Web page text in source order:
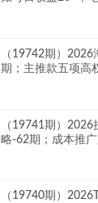
（19742期）
期；主推款五项高
（19741期）
略-62期；成本推
（19740期）